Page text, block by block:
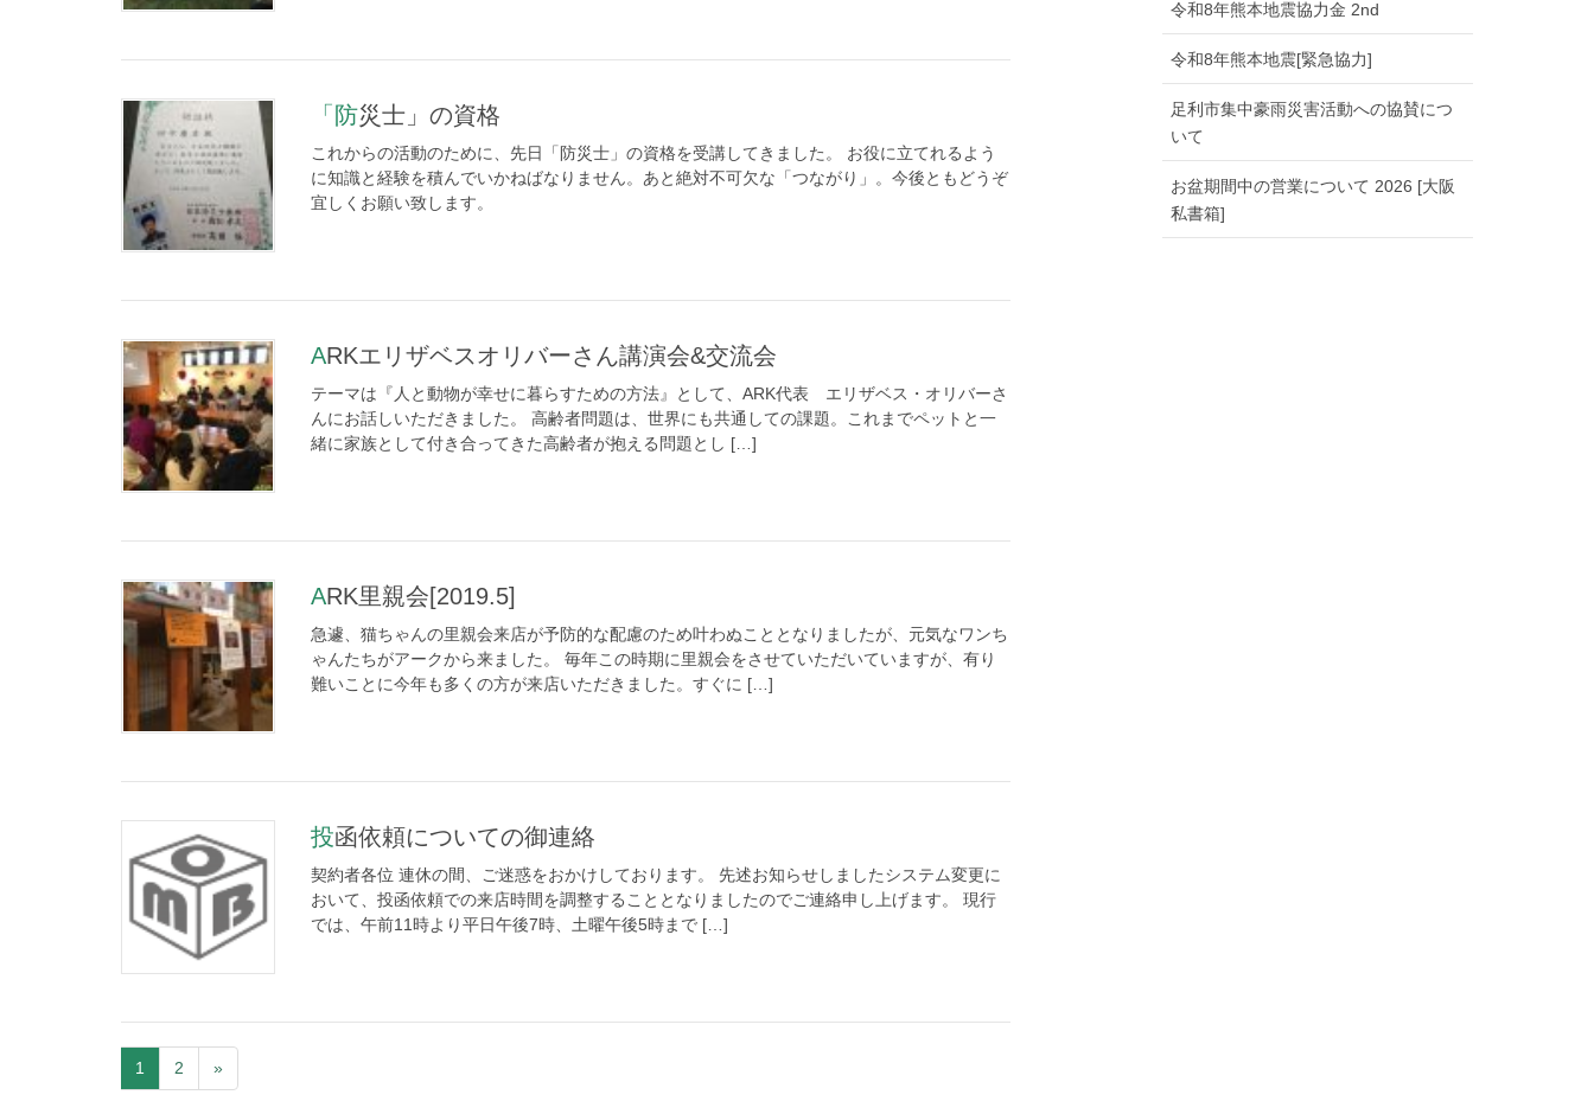
「防災士」の資格
これからの活動のために、先日「防災士」の資格を受講してきました。 お役に立てれるよう
に知識と経験を積んでいかねばなりません。あと絶対不可欠な「つながり」。今後ともどうぞ
宜しくお願い致します。
ARKエリザベスオリバーさん講演会&交流会
テーマは『人と動物が幸せに暮らすための方法』として、ARK代表 エリザベス・オリバーさ
んにお話しいただきました。 高齢者問題は、世界にも共通しての課題。これまでペットと一
緒に家族として付き合ってきた高齢者が抱える問題とし […]
ARK里親会[2019.5]
急遽、猫ちゃんの里親会来店が予防的な配慮のため叶わぬこととなりましたが、元気なワンち
ゃんたちがアークから来ました。 毎年この時期に里親会をさせていただいていますが、有り
難いことに今年も多くの方が来店いただきました。すぐに […]
投函依頼についての御連絡
契約者各位 連休の間、ご迷惑をおかけしております。 先述お知らせしましたシステム変更に
おいて、投函依頼での来店時間を調整することとなりましたのでご連絡申し上げます。 現行
では、午前11時より平日午後7時、土曜午後5時まで […]
1 2 »
令和8年熊本地震協力金 2nd
令和8年熊本地震[緊急協力]
足利市集中豪雨災害活動への協賛につ
いて
お盆期間中の営業について 2026 [大阪
私書箱]